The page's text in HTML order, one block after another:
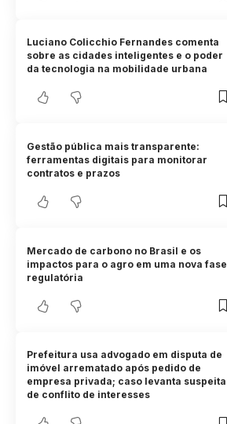
Luciano Colicchio Fernandes comenta
sobre as cidades inteligentes e o poder
da tecnologia na mobilidade urbana
Gestão pública mais transparente:
ferramentas digitais para monitorar
contratos e prazos
Mercado de carbono no Brasil e os
impactos para o agro em uma nova fase
regulatória
Prefeitura usa advogado em disputa de
imóvel arrematado após pedido de
empresa privada; caso levanta suspeita
de conflito de interesses